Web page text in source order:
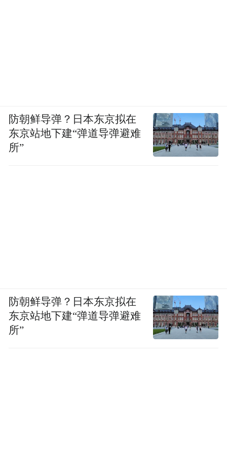
防朝鲜导弹？日本东京拟在
东京站地下建“弹道导弹避难
所”
防朝鲜导弹？日本东京拟在
东京站地下建“弹道导弹避难
所”